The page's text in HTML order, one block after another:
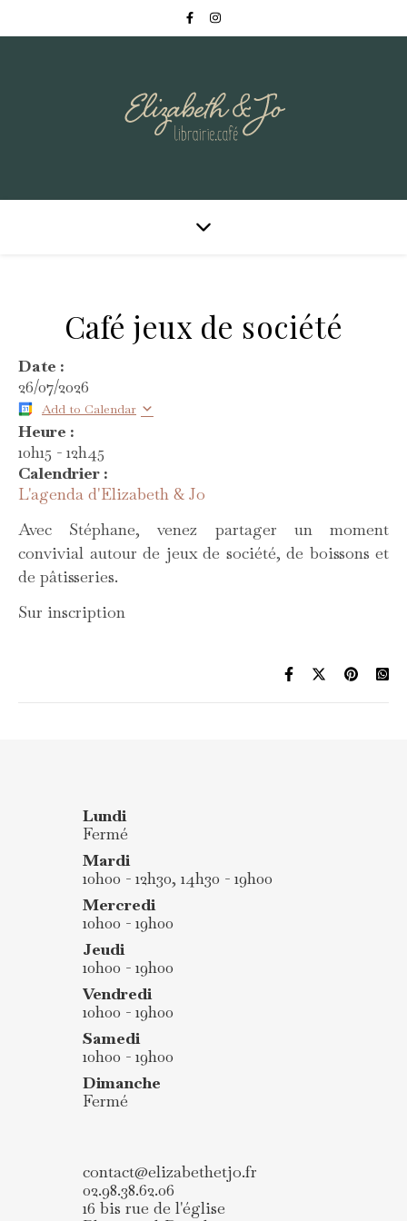
Café jeux de société
Date :
26/07/2026
Add to Calendar
Heure :
10h15 - 12h45
Calendrier :
L'agenda d'Elizabeth & Jo
Avec Stéphane, venez partager un moment
convivial autour de jeux de société, de boissons et
de pâtisseries.
Sur inscription
Lundi
Fermé
Mardi
10h00 - 12h30, 14h30 - 19h00
Mercredi
10h00 - 19h00
Jeudi
10h00 - 19h00
Vendredi
10h00 - 19h00
Samedi
10h00 - 19h00
Dimanche
Fermé
contact@elizabethetjo.fr
02.98.38.62.06
16 bis rue de l'église